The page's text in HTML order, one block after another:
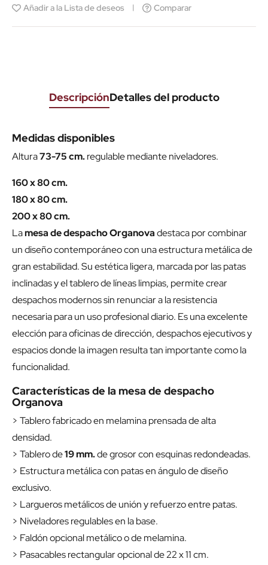
Añadir a la Lista de deseos
Comparar
DescripciónDetalles del producto
Medidas disponibles
Altura73-75 cm.regulable mediante niveladores.
160 x 80 cm.
180 x 80 cm.
200 x 80 cm.
Lamesa de despacho Organovadestaca por combinar
un diseño contemporáneo con una estructura metálica de
gran estabilidad. Su estética ligera, marcada por las patas
inclinadas y el tablero de líneas limpias, permite crear
despachos modernos sin renunciar a la resistencia
necesaria para un uso profesional diario. Es una excelente
elección para oficinas de dirección, despachos ejecutivos y
espacios donde la imagen resulta tan importante como la
funcionalidad.
Características de la mesa de despacho
Organova
> Tablero fabricado en melamina prensada de alta
densidad.
> Tablero de19 mm.de grosor con esquinas redondeadas.
> Estructura metálica con patas en ángulo de diseño
exclusivo.
> Largueros metálicos de unión y refuerzo entre patas.
> Niveladores regulables en la base.
> Faldón opcional metálico o de melamina.
> Pasacables rectangular opcional de 22 x 11 cm.